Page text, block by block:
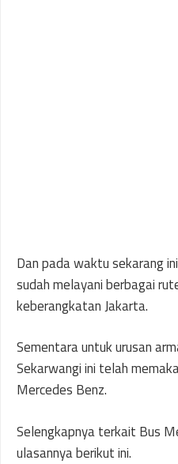
Dan pada waktu sekarang
sudah melayani berbagai
keberangkatan Jakarta.
Sementara untuk urusan
Sekarwangi ini telah
Mercedes Benz.
Selengkapnya terkait Bus
ulasannya berikut ini.